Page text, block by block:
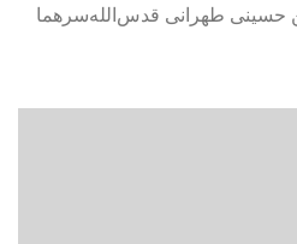
حسینی طهرانی قدس‌الله‌سرهما